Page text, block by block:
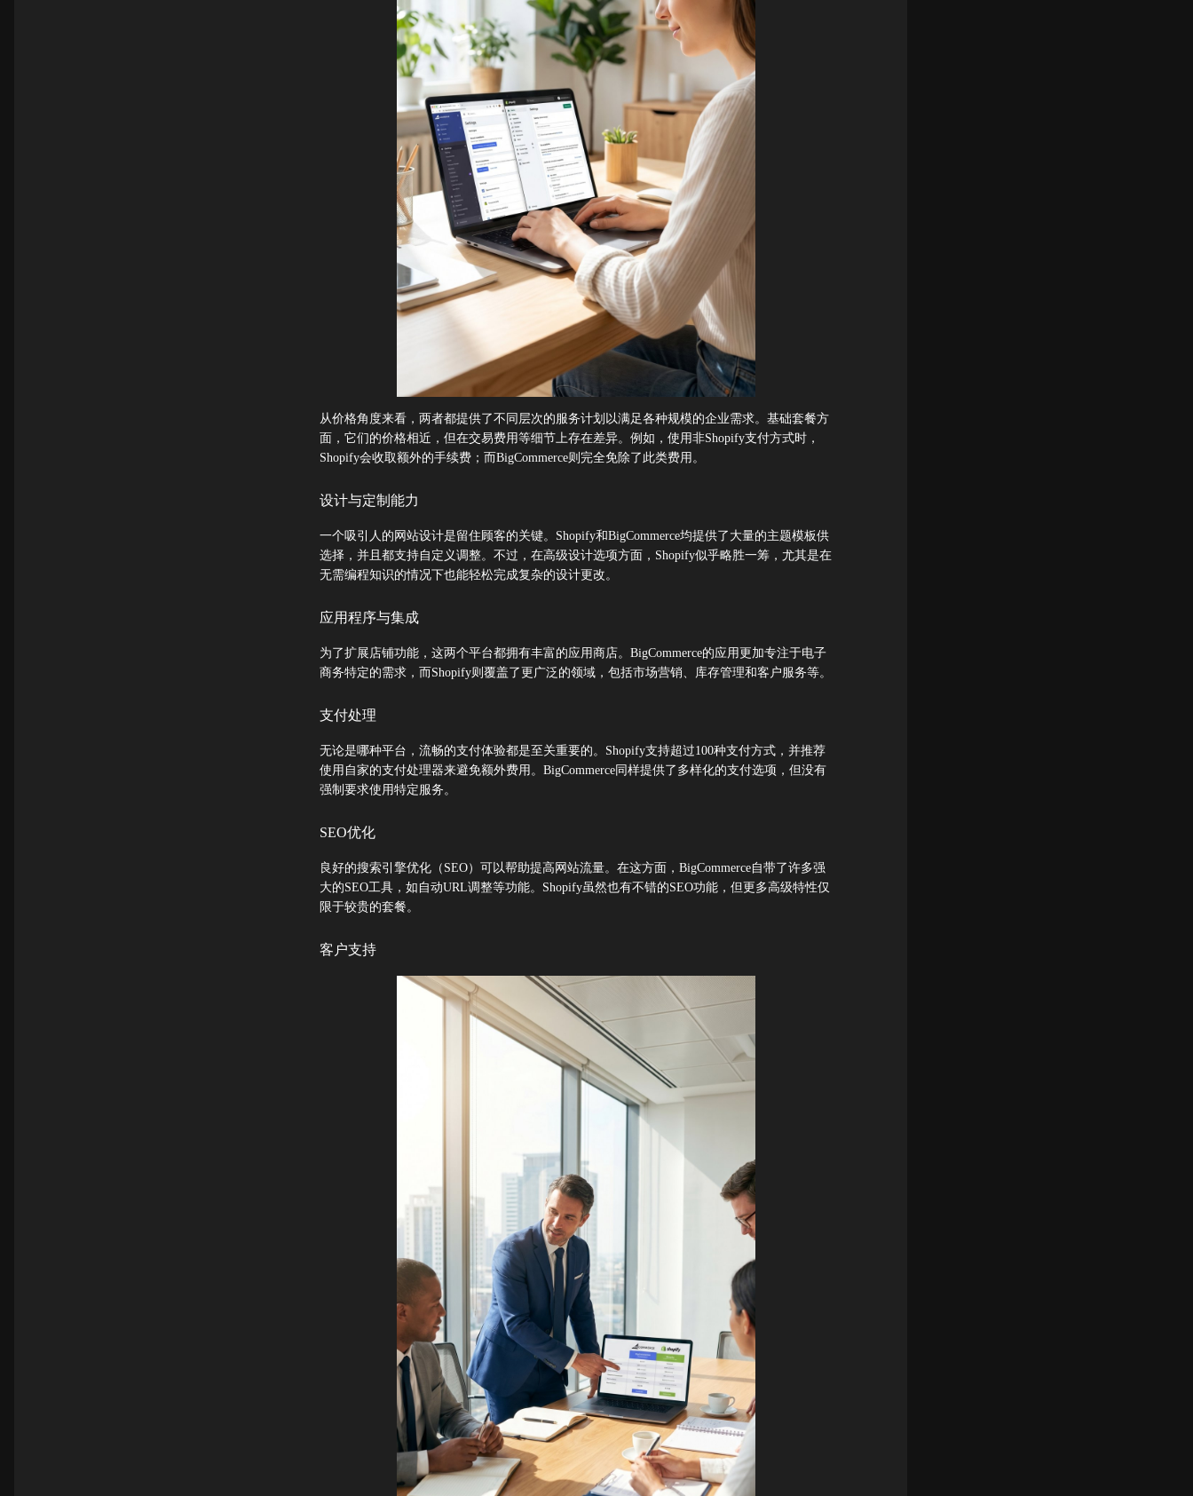
从价格角度来看，两者都提供了不同层次的服务计划以满足各种规模的企业需求。基础套餐方
面，它们的价格相近，但在交易费用等细节上存在差异。例如，使用非Shopify支付方式时，
Shopify会收取额外的手续费；而BigCommerce则完全免除了此类费用。
设计与定制能力
一个吸引人的网站设计是留住顾客的关键。Shopify和BigCommerce均提供了大量的主题模板供
选择，并且都支持自定义调整。不过，在高级设计选项方面，Shopify似乎略胜一筹，尤其是在
无需编程知识的情况下也能轻松完成复杂的设计更改。
应用程序与集成
为了扩展店铺功能，这两个平台都拥有丰富的应用商店。BigCommerce的应用更加专注于电子
商务特定的需求，而Shopify则覆盖了更广泛的领域，包括市场营销、库存管理和客户服务等。
支付处理
无论是哪种平台，流畅的支付体验都是至关重要的。Shopify支持超过100种支付方式，并推荐
使用自家的支付处理器来避免额外费用。BigCommerce同样提供了多样化的支付选项，但没有
强制要求使用特定服务。
SEO优化
良好的搜索引擎优化（SEO）可以帮助提高网站流量。在这方面，BigCommerce自带了许多强
大的SEO工具，如自动URL调整等功能。Shopify虽然也有不错的SEO功能，但更多高级特性仅
限于较贵的套餐。
客户支持